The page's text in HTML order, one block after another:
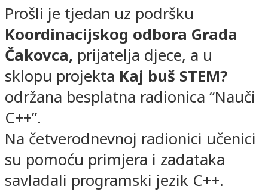
Prošli je tjedan uz podršku
Koordinacijskog odbora Grada
Čakovca, prijatelja djece, a u
sklopu projekta Kaj buš STEM?
održana besplatna radionica “Nauči
C++”.
Na četverodnevnoj radionici učenici
su pomoću primjera i zadataka
savladali programski jezik C++.